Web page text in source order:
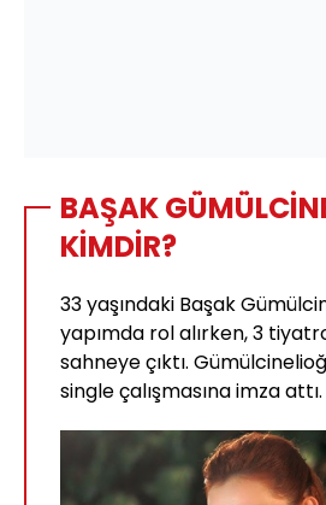
BAŞAK
KİMDİR?
33 yaşındaki Başak
yapımda rol alırken, 3
sahneye çıktı.
single çalışmasına imza attı.